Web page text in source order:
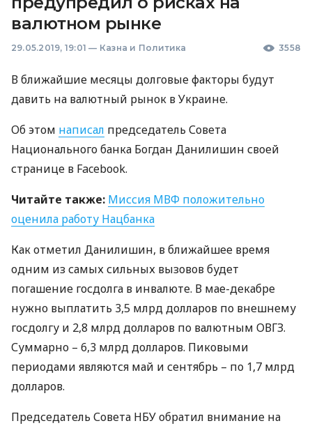
валютном рынке
29.05.2019, 19:01 — Казна и Политика 3558
В ближайшие месяцы долговые факторы будут
давить на валютный рынок в Украине.
Об этом написал председатель Совета
Национального банка Богдан Данилишин своей
странице в Facebook.
Читайте также: Миссия МВФ положительно
оценила работу Нацбанка
Как отметил Данилишин, в ближайшее время
одним из самых сильных вызовов будет
погашение госдолга в инвалюте. В мае-декабре
нужно выплатить 3,5 млрд долларов по внешнему
госдолгу и 2,8 млрд долларов по валютным ОВГЗ.
Суммарно – 6,3 млрд долларов. Пиковыми
периодами являются май и сентябрь – по 1,7 млрд
долларов.
Председатель Совета НБУобратил внимание на